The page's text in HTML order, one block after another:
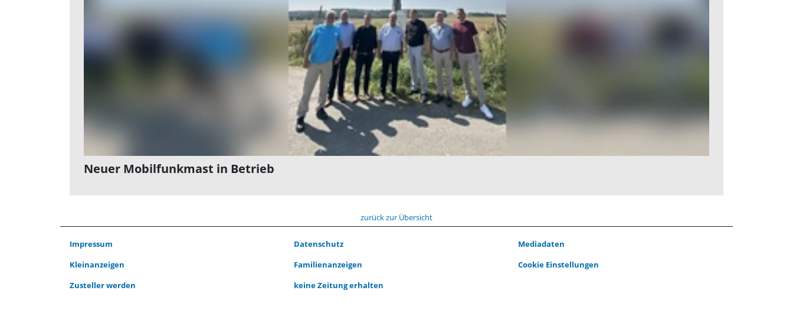
Neuer Mobilfunkmast in Betrieb
zurück zur Übersicht
Impressum Datenschutz
Mediadaten
Kleinanzeigen
Familienanzeigen
Cookie Einstellungen
Zusteller werden
keine Zeitung erhalten